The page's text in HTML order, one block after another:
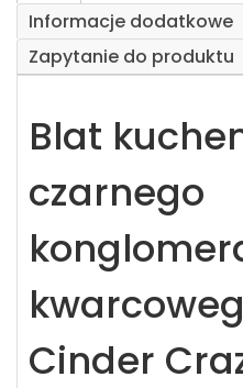
Informacje dodatkowe
Zapytanie do produktu
Blat
czarnego
Cinder